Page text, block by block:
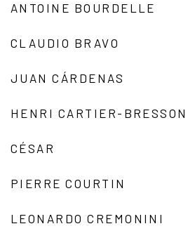
ANTOINE BOURDELLE
CLAUDIO BRAVO
JUAN CÁRDENAS
HENRI CARTIER-BRESSON
CÉSAR
PIERRE COURTIN
LEONARDO CREMONINI